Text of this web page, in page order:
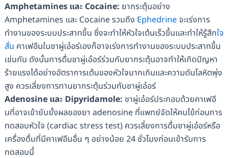
Amphetamines และ Cocaine: ยากระตุ้นอย่าง
Amphetamines และ Cocaine รวมถึง Ephedrineจะเร่งการ
ทำงานของระบบประสาทขึ้น ซึ่งจะทำให้หัวใจเต้นเร็วขึ้นและทำให้รู้สึกใจ
สั่น คาเฟอีนในชาผู่เอ๋อร์เองก็อาจเร่งการทำงานของระบบประสาทขึ้น
เช่นกัน ดังนั้นการดื่มชาผู่เอ๋อร์ร่วมกับยากระตุ้นอาจทำให้เกิดปัญหา
ร้ายแรงได้อย่างอัตราการเต้นของหัวใจมากเกินและความดันโลหิตพุ่ง
สูง ควรเลี่ยงการทานยากระตุ้นร่วมกับชาผู่เอ๋อร์
Adenosine และ Dipyridamole: ชาผู่เอ๋อร์ประกอบด้วยคาเฟอี
นที่อาจเข้ายับยั้งผลของยา adenosine ที่แพทย์จัดให้คนไข้ก่อนการ
ทดสอบหัวใจ (cardiac stress test) ควรเลี่ยงการดื่มชาผู่เอ๋อร์หรือ
เครื่องดื่มที่มีคาเฟอีนอื่น ๆ อย่างน้อย 24 ชั่วโมงก่อนเข้ารับการ
ทดสอบนี้